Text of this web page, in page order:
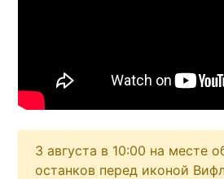
3 августа в 10:00 на месте
останков перед иконой